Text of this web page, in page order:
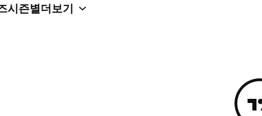
시즌별더보기